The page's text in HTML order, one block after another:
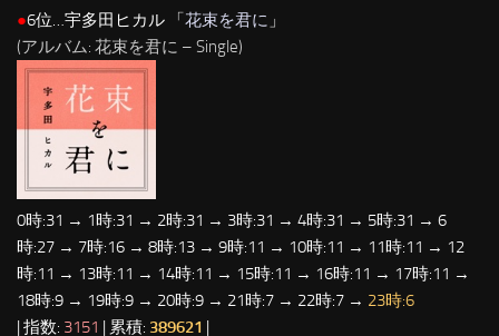
●6位…宇多田ヒカル 「 花束を君に 」
(アルバム: 花束を君に – Single)
0時:31 → 1時:31 → 2時:31 → 3時:31 → 4時:31 → 5時:31 → 6
時:27 → 7時:16 → 8時:13 → 9時:11 → 10時:11 → 11時:11 → 12
時:11 → 13時:11 → 14時:11 → 15時:11 → 16時:11 → 17時:11 →
18時:9 → 19時:9 → 20時:9 → 21時:7 → 22時:7 → 23時:6
| 指数: 3151 | 累積: 389621